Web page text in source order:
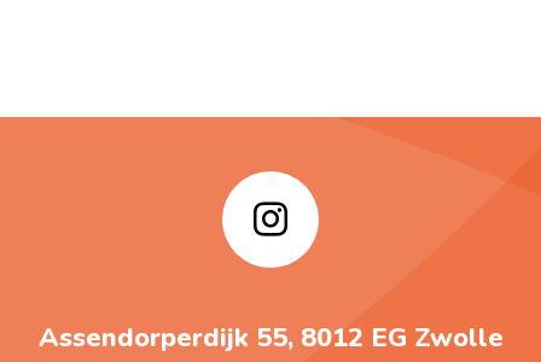
Assendorperdijk 55, 8012 EG Zwolle